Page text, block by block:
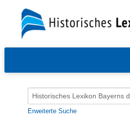
Erweiterte Suche